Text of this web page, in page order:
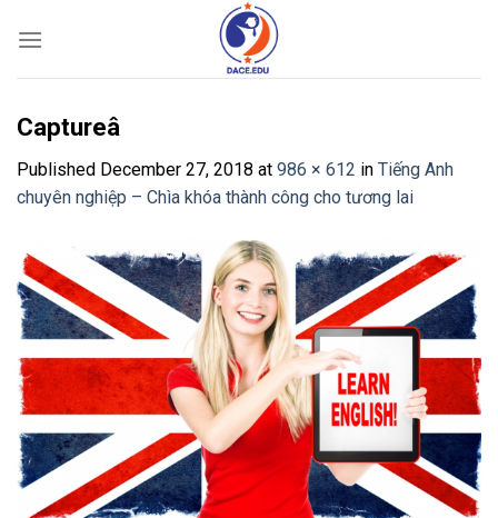
Captureâ
Published December 27, 2018 at 986 × 612 in Tiếng Anh
chuyên nghiệp – Chìa khóa thành công cho tương lai